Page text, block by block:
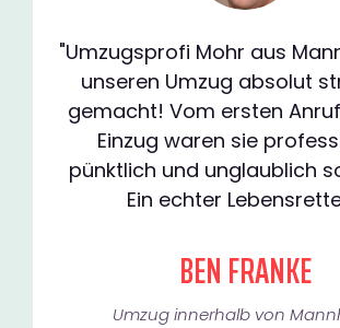
"Umzugsprofi Mohr aus
unseren Umzug absolut
gemacht! Vom ersten
Einzug waren sie
pünktlich und unglaublich
Ein echter
BEN FRANKE
Umzug innerhalb von